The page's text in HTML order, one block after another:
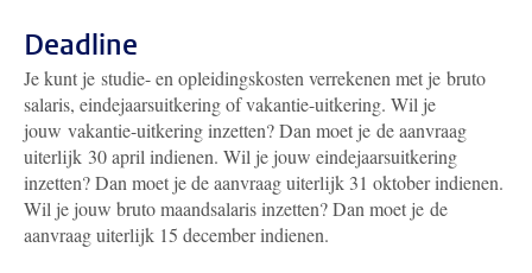
Deadline
Je kunt je studie- en opleidingskosten verrekenen met je bruto
salaris, eindejaarsuitkering of vakantie-uitkering. Wil je
jouw vakantie-uitkering inzetten? Dan moet je de aanvraag
uiterlijk 30 april indienen. Wil je jouw eindejaarsuitkering
inzetten? Dan moet je de aanvraag uiterlijk 31 oktober indienen.
Wil je jouw bruto maandsalaris inzetten? Dan moet je de
aanvraag uiterlijk 15 december indienen.